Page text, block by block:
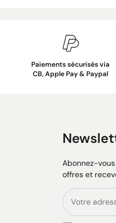
Paiements sécurisés via
CB, Apple Pay & Paypal
Abonnez-
offres et